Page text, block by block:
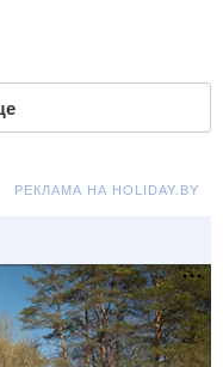
РЕКЛАМА НА HOLIDAY.BY